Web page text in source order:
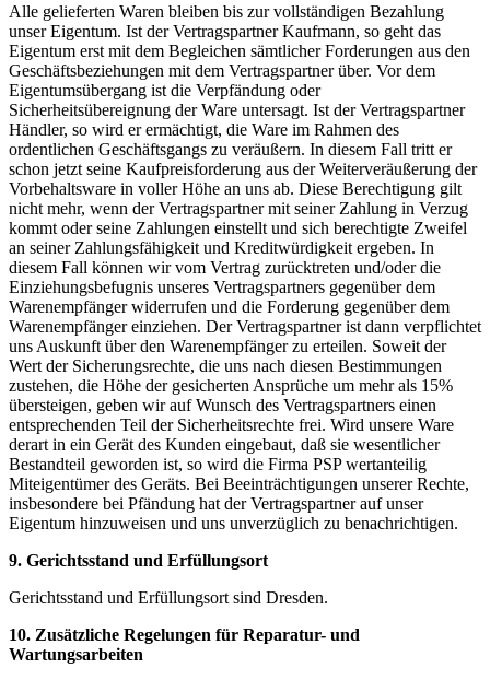
Alle gelieferten Waren bleiben bis zur vollständigen Bezahlung
unser Eigentum. Ist der Vertragspartner Kaufmann, so geht das
Eigentum erst mit dem Begleichen sämtlicher Forderungen aus den
Geschäftsbeziehungen mit dem Vertragspartner über. Vor dem
Eigentumsübergang ist die Verpfändung oder
Sicherheitsübereignung der Ware untersagt. Ist der Vertragspartner
Händler, so wird er ermächtigt, die Ware im Rahmen des
ordentlichen Geschäftsgangs zu veräußern. In diesem Fall tritt er
schon jetzt seine Kaufpreisforderung aus der Weiterveräußerung der
Vorbehaltsware in voller Höhe an uns ab. Diese Berechtigung gilt
nicht mehr, wenn der Vertragspartner mit seiner Zahlung in Verzug
kommt oder seine Zahlungen einstellt und sich berechtigte Zweifel
an seiner Zahlungsfähigkeit und Kreditwürdigkeit ergeben. In
diesem Fall können wir vom Vertrag zurücktreten und/oder die
Einziehungsbefugnis unseres Vertragspartners gegenüber dem
Warenempfänger widerrufen und die Forderung gegenüber dem
Warenempfänger einziehen. Der Vertragspartner ist dann verpflichtet
uns Auskunft über den Warenempfänger zu erteilen. Soweit der
Wert der Sicherungsrechte, die uns nach diesen Bestimmungen
zustehen, die Höhe der gesicherten Ansprüche um mehr als 15%
übersteigen, geben wir auf Wunsch des Vertragspartners einen
entsprechenden Teil der Sicherheitsrechte frei. Wird unsere Ware
derart in ein Gerät des Kunden eingebaut, daß sie wesentlicher
Bestandteil geworden ist, so wird die Firma PSP wertanteilig
Miteigentümer des Geräts. Bei Beeinträchtigungen unserer Rechte,
insbesondere bei Pfändung hat der Vertragspartner auf unser
Eigentum hinzuweisen und uns unverzüglich zu benachrichtigen.
9. Gerichtsstand und Erfüllungsort
Gerichtsstand und Erfüllungsort sind Dresden.
10. Zusätzliche Regelungen für Reparatur- und
Wartungsarbeiten